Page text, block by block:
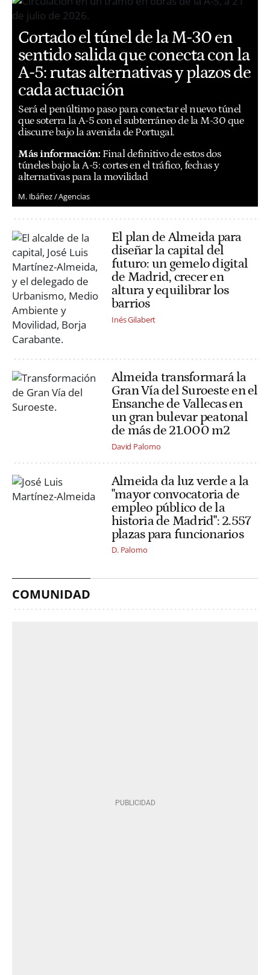
Cortado el túnel de la M-30 en
sentido salida que conecta con la
A-5: rutas alternativas y plazos de
cada actuación
Será el penúltimo paso para conectar el nuevo túnel
que soterra la A-5 con el subterráneo de la M-30 que
discurre bajo la avenida de Portugal.
Más información: Final definitivo de estos dos
túneles bajo la A-5: cortes en el tráfico, fechas y
alternativas para la movilidad
M. Ibáñez / Agencias
El plan de Almeida para
diseñar la capital del
futuro: un gemelo digital
de Madrid, crecer en
altura y equilibrar los
barrios
Inés Gilabert
Almeida transformará la
Gran Vía del Suroeste en el
Ensanche de Vallecas en
un gran bulevar peatonal
de más de 21.000 m2
David Palomo
Almeida da luz verde a la
"mayor convocatoria de
empleo público de la
historia de Madrid": 2.557
plazas para funcionarios
D. Palomo
COMUNIDAD